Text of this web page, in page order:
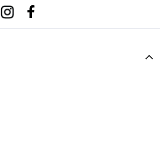
InstagramFacebook